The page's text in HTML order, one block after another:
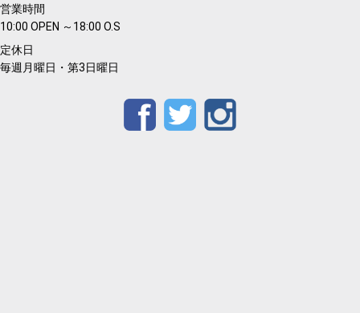
営業時間
10:00 OPEN ～18:00 O.S
定休日
毎週月曜日・第3日曜日
FacebookTwitter